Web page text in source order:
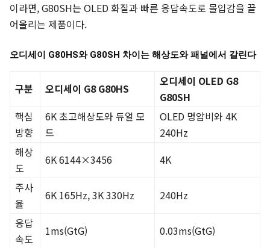
이라면, G80SH는 OLED 화질과 빠른 응답속도로 몰입감을 끌
어올리는 제품이다.
오디세이 G80HS와 G80SH 차이는 해상도와 패널에서 갈린다
구분 오디세이 G8 G80HS
오디세이 OLED G8
G80SH
핵심
방향
6K 초고해상도와 듀얼 모
드
OLED 명암비와 4K
240Hz
해상
도
6K 6144×3456
4K
주사
율
6K 165Hz, 3K 330Hz
240Hz
응답
속도
1ms(GtG)
0.03ms(GtG)